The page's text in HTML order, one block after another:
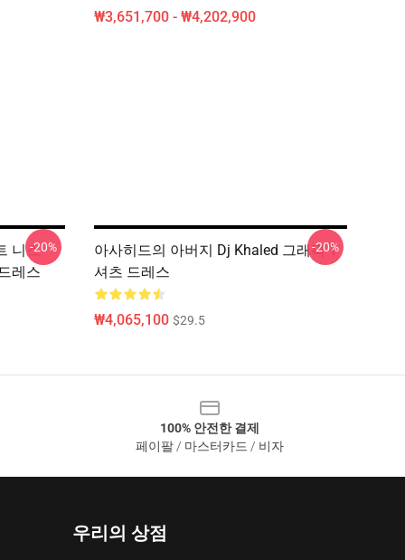
₩3,651,700 - ₩4,202,900
니스
레스
-20%
아사히드의 아버지 Dj Khaled 그래픽 T
셔츠 드레스
₩4,065,100 $29.5
-20%
100% 안전한 결제
페이팔 / 마스터카드 / 비자
우리의 상점